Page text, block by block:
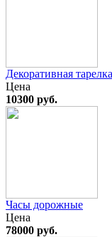
Декоративная
Цена
10300 руб.
Часы дорожные
Цена
78000 руб.